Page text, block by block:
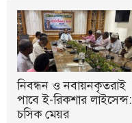
নিবন্ধন ও নবায়নকৃতরাই
পাবে ই-রিকশার লাইসেন্স:
চসিক মেয়র